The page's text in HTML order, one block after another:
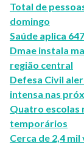
Total de
domingo
Saúde aplica
Dmae instala
região central
Defesa Civil
intensa nas
Quatro escolas
temporários
Cerca de 2,4